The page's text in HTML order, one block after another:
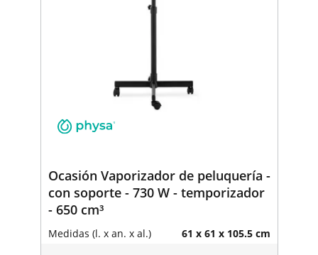
Ocasión Vaporizador de peluquería -
con soporte - 730 W - temporizador
- 650 cm³
Medidas (l. x an. x al.) 61 x 61 x 105.5 cm